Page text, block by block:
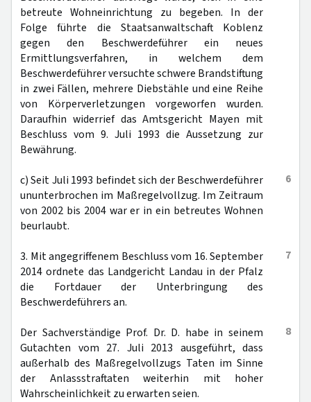
betreute Wohneinrichtung zu begeben. In der
Folge führte die Staatsanwaltschaft Koblenz
gegen den Beschwerdeführer ein neues
Ermittlungsverfahren, in welchem dem
Beschwerdeführer versuchte schwere Brandstiftung
in zwei Fällen, mehrere Diebstähle und eine Reihe
von Körperverletzungen vorgeworfen wurden.
Daraufhin widerrief das Amtsgericht Mayen mit
Beschluss vom 9. Juli 1993 die Aussetzung zur
Bewährung.
6
c) Seit Juli 1993 befindet sich der Beschwerdeführer
ununterbrochen im Maßregelvollzug. Im Zeitraum
von 2002 bis 2004 war er in ein betreutes Wohnen
beurlaubt.
7
3. Mit angegriffenem Beschluss vom 16. September
2014 ordnete das Landgericht Landau in der Pfalz
die Fortdauer der Unterbringung des
Beschwerdeführers an.
8
Der Sachverständige Prof. Dr. D. habe in seinem
Gutachten vom 27. Juli 2013 ausgeführt, dass
außerhalb des Maßregelvollzugs Taten im Sinne
der Anlassstraftaten weiterhin mit hoher
Wahrscheinlichkeit zu erwarten seien.